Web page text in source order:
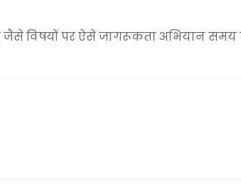
जैसे विषयों पर ऐसे जागरूकता अभियान